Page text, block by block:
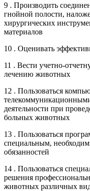
9 . Производить
гнойной полости,
хирургических
материалов
10 . Оценивать
11 . Вести учетно-
лечению животных
12 . Пользоваться
деятельности при
больных животных
13 . Пользоваться
специальным,
обязанностей
14 . Пользоваться
решения
животных различных